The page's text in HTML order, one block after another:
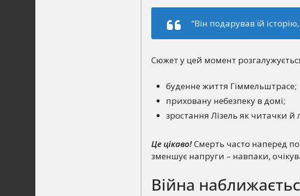
“Він подарував їй
Сюжет у цей момент
буденне життя Гіммельштрасе;
приховану небезпеку в домі;
зростання Лізель як читачки
Це цікаво!Смерть часто наперед
зменшує напруги – навпаки,
Війна